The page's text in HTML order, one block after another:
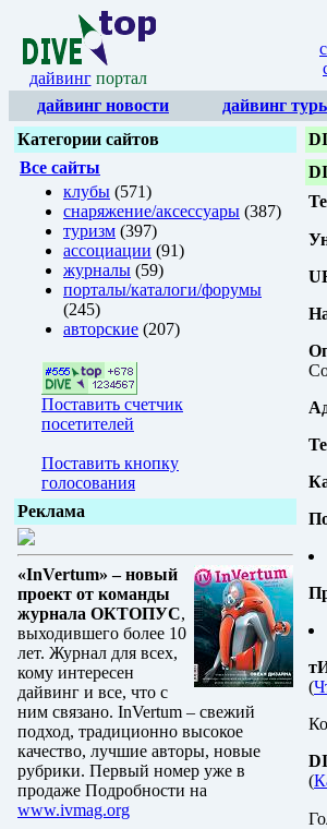
дайвинг портал
дайвинг новости
дайвинг
Категории сайтов
Все сайты
клубы (571)
снаряжение/аксессуары (387)
туризм (397)
ассоциации (91)
журналы (59)
порталы/каталоги/форумы
(245)
авторские (207)
Поставить счетчик
посетителей
Поставить кнопку
голосования
Реклама
«InVertum» – новый
проект от команды
журнала ОКТОПУС,
выходившего более 10
лет. Журнал для всех,
кому интересен
дайвинг и все, что с
ним связано. InVertum – свежий
подход, традиционно высокое
качество, лучшие авторы, новые
рубрики. Первый номер уже в
продаже Подробности на
www.ivmag.org
(
(